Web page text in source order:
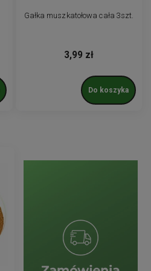
Gałka muszkatołowa cała 3szt.
3,99 zł
Do koszyka